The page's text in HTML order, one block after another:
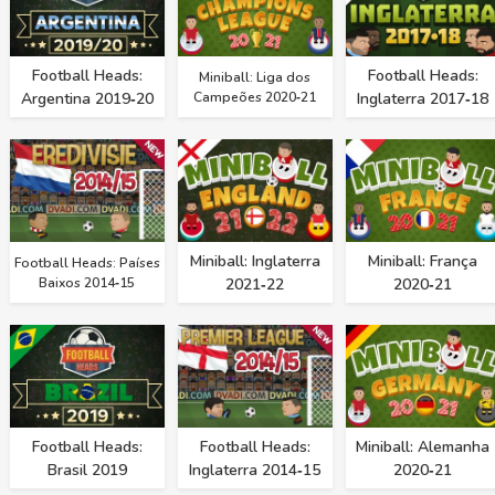
Football Heads:
Argentina 2019‑20
Miniball: Liga dos
Campeões 2020‑21
Football Heads:
Inglaterra 2017‑18
Football Heads: Países
Baixos 2014‑15
Miniball: Inglaterra
2021‑22
Miniball: França
2020‑21
Football Heads:
Brasil 2019
Football Heads:
Inglaterra 2014‑15
Miniball: Alemanha
2020‑21